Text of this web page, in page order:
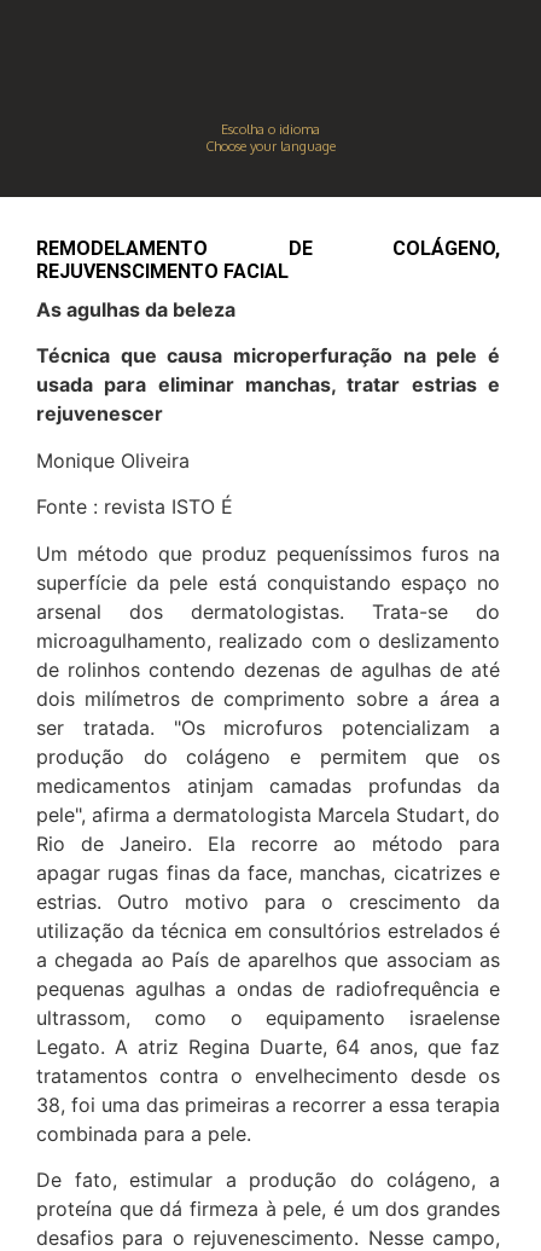
Escolha o idioma
Choose your language
DESTAQUES
REMODELAMENTO DE COLÁGENO,
REJUVENSCIMENTO FACIAL
As agulhas da beleza
Técnica que causa microperfuração na pele é
usada para eliminar manchas, tratar estrias e
rejuvenescer
Monique Oliveira
Fonte : revista ISTO É
Um método que produz pequeníssimos furos na
superfície da pele está conquistando espaço no
arsenal dos dermatologistas. Trata-se do
microagulhamento, realizado com o deslizamento
de rolinhos contendo dezenas de agulhas de até
dois milímetros de comprimento sobre a área a
ser tratada. "Os microfuros potencializam a
produção do colágeno e permitem que os
medicamentos atinjam camadas profundas da
pele", afirma a dermatologista Marcela Studart, do
Rio de Janeiro. Ela recorre ao método para
apagar rugas finas da face, manchas, cicatrizes e
estrias. Outro motivo para o crescimento da
utilização da técnica em consultórios estrelados é
a chegada ao País de aparelhos que associam as
pequenas agulhas a ondas de radiofrequência e
ultrassom, como o equipamento israelense
Legato. A atriz Regina Duarte, 64 anos, que faz
tratamentos contra o envelhecimento desde os
38, foi uma das primeiras a recorrer a essa terapia
combinada para a pele.
De fato, estimular a produção do colágeno, a
proteína que dá firmeza à pele, é um dos grandes
desafios para o rejuvenescimento. Nesse campo,